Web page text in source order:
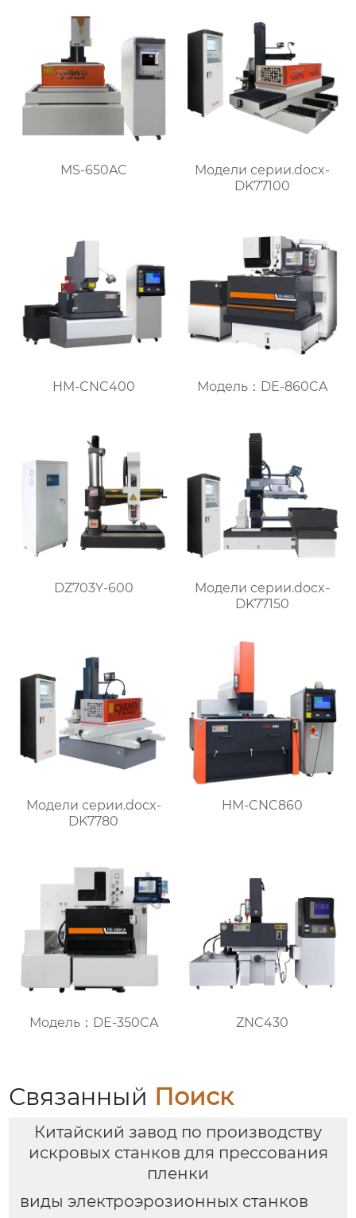
MS-650AC
Модели серии.docx-
DK77100
HM-CNC400 Модель：DE-860CA
DZ703Y-600
Модели серии.docx-
DK77150
Модели серии.docx-
DK7780
HM-CNC860
Модель：DE-350CA ZNC430
Связанный Поиск
Китайский завод по производству
искровых станков для прессования
пленки
виды электроэрозионных станков